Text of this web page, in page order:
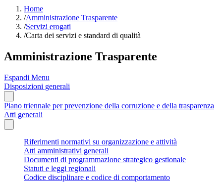
Home
/Amministrazione Trasparente
/Servizi erogati
/Carta dei servizi e standard di qualità
Amministrazione Trasparente
Espandi Menu
Disposizioni generali
Piano triennale per prevenzione della corruzione e della trasparenza
Atti generali
Riferimenti normativi su organizzazione e attività
Atti amministrativi generali
Documenti di programmazione strategico gestionale
Statuti e leggi regionali
Codice disciplinare e codice di comportamento